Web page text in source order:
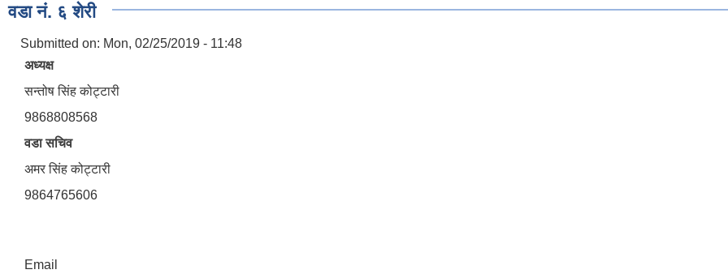
वडा नं. ६ शेरी
Submitted on: Mon, 02/25/2019 - 11:48
अध्यक्ष
सन्तोष सिंह कोट्टारी
9868808568
वडा सचिव
अमर सिंह कोट्टारी
9864765606
Email